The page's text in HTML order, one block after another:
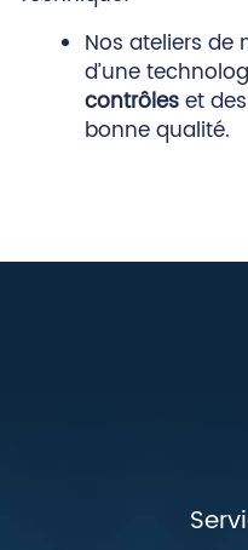
Nos ateliers de
d’une
contrôleset des
bonne qualité.